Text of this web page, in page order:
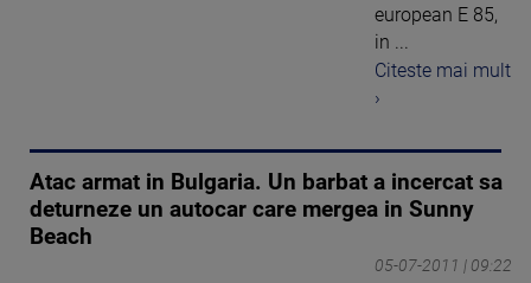
european E 85,
in ...
Citeste mai mult
›
Atac armat in Bulgaria. Un barbat a incercat sa
deturneze un autocar care mergea in Sunny
Beach
05-07-2011 | 09:22